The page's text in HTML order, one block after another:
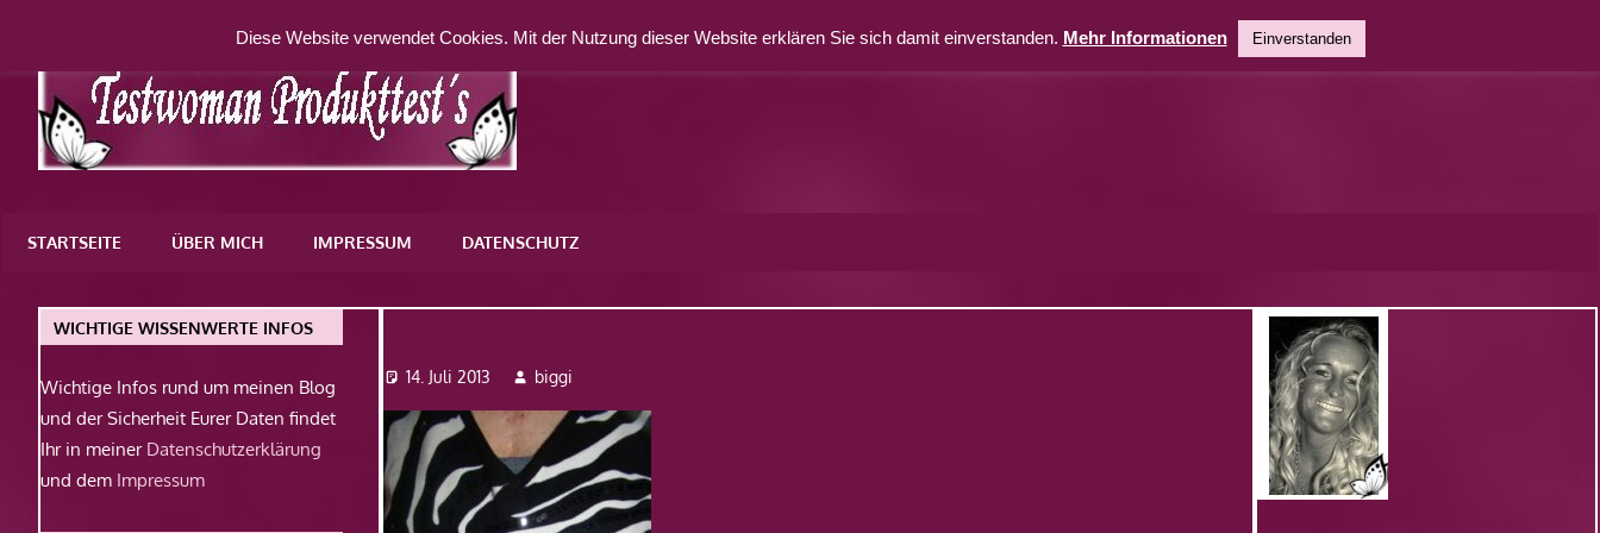
springen
WordPress-
STARTSEITE ÜBER MICH IMPRESSUM DATENSCHUTZ
14. Juli 2013 biggi
WICHTIGE WISSENWERTE INFOS
Wichtige Infos rund um meinen Blog
und der Sicherheit Eurer Daten findet
Ihr in meiner Datenschutzerklärung
und dem Impressum
Diese Website verwendet Cookies. Mit der Nutzung dieser Website erklären Sie sich damit einverstanden. Mehr Informationen Einverstanden